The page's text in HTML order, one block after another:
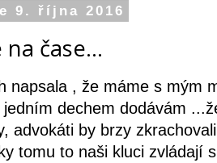
9. října 2016
na čase...
napsala , že máme s mým
jedním dechem dodávám
advokáti by brzy
tomu to naši kluci zvládají